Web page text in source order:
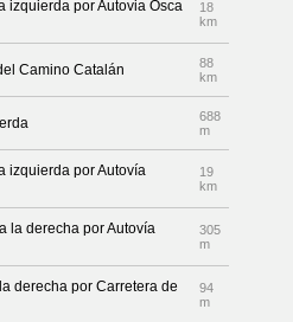
izquierda por Autovia Osca
18
km
Camino Catalán
88
km
688
m
izquierda por Autovía
19
km
la derecha por Autovía
305
m
derecha por Carretera de
94
m